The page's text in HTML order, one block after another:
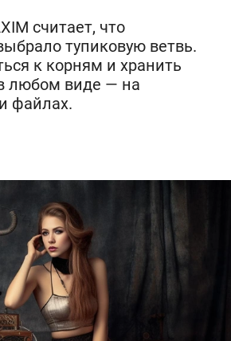
считает, что
тупиковую ветвь.
к корням и хранить
любом виде — на
файлах.